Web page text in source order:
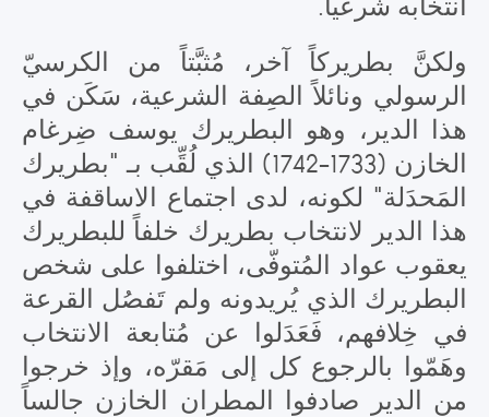
ولكنَّ بطريركاً آخر، مُثبَّتاً من الكرسيّ
الرسولي ونائلاً الصِفة الشرعية، سَكَن في
هذا الدير، وهو البطريرك يوسف ضِرغام
الخازن (1733-1742) الذي لُقِّب بـ "بطريرك
المَحدَلة" لكونه، لدى اجتماع الاساقفة في
هذا الدير لانتخاب بطريرك خلفاً للبطريرك
يعقوب عواد المُتوفّى، اختلفوا على شخص
البطريرك الذي يُريدونه ولم تَفصُل القرعة
في خِلافهم، فَعَدَلوا عن مُتابعة الانتخاب
وهَمّوا بالرجوع كل إلى مَقرّه، وإذ خرجوا
من الدير صادفوا المطران الخازن جالساً